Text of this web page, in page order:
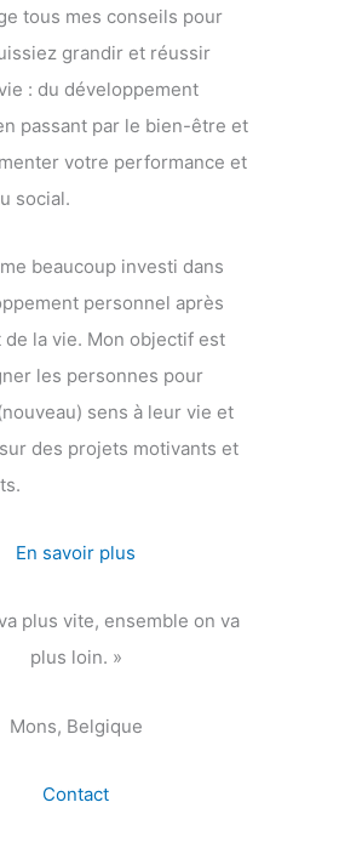
tous mes conseils pour
grandir et réussir
: du développement
passant par le bien-être et
votre performance et
social.
beaucoup investi dans
personnel après
de la vie. Mon objectif est
les personnes pour
sens à leur vie et
des projets motivants et
En savoir plus
plus vite, ensemble on va
plus loin. »
Mons, Belgique
Contact